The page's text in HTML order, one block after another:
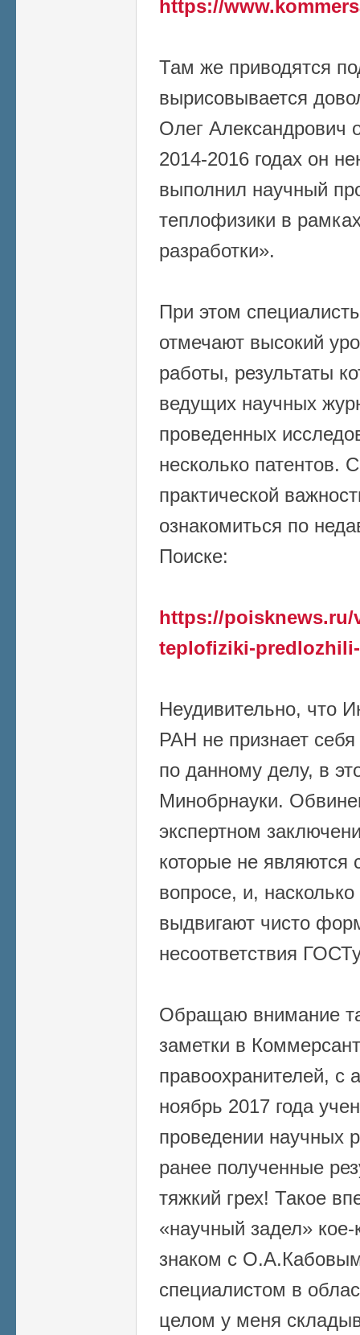
https://
Там же приводятся
вырисовывается
Олег Александрович
2014-2016 годах он
выполнил научный
теплофизики в
разработки».
При этом
отмечают высокий
работы, результаты
ведущих научных
проведенных
несколько патентов.
практической
ознакомиться по
Поиске:
https://poisknews.ru/
teplofiziki-
Неудивительно, что
РАН не признает
по данному делу, в
Минобрнауки.
экспертном
которые не являются
вопросе, и,
выдвигают чисто
несоответствия
Обращаю внимание
заметки в
правоохранителей, с
ноябрь 2017 года
проведении научных
ранее полученные
тяжкий грех! Такое
«научный задел»
знаком с
специалистом в
целом у меня